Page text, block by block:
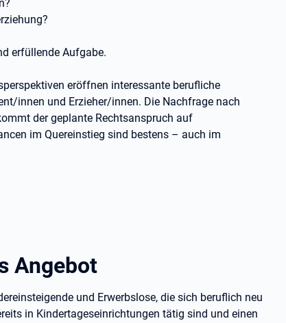
erfüllende Aufgabe.
eröffnen interessante berufliche
innen und Erzieher/innen. Die Nachfrage nach
der geplante Rechtsanspruch auf
im Quereinstieg sind bestens – auch im
Angebot
und Erwerbslose, die sich beruflich neu
in Kindertageseinrichtungen tätig sind und einen